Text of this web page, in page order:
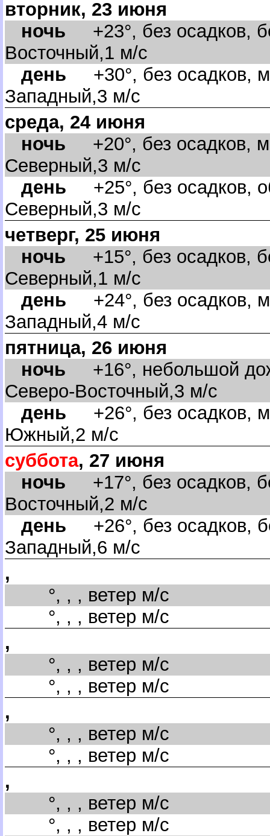
торник, 23 июня
ночь +23°, без осадков,
осточный,1 м/с
день +30°, без осадков,
Западный,3 м/с
среда, 24 июня
ночь +20°, без осадков,
Северный,3 м/с
день +25°, без осадков,
Северный,3 м/с
четверг, 25 июня
ночь +15°, без осадков,
Северный,1 м/с
день +24°, без осадков,
Западный,4 м/с
пятница, 26 июня
ночь +16°, небольшой
Северо-Восточный,3 м/с
день +26°, без осадков,
Южный,2 м/с
суббота, 27 июня
ночь +17°, без осадков,
осточный,2 м/с
день +26°, без осадков,
Западный,6 м/с
,
°, , , ветер м/с
°, , , ветер м/с
,
°, , , ветер м/с
°, , , ветер м/с
,
°, , , ветер м/с
°, , , ветер м/с
,
°, , , ветер м/с
°, , , ветер м/с